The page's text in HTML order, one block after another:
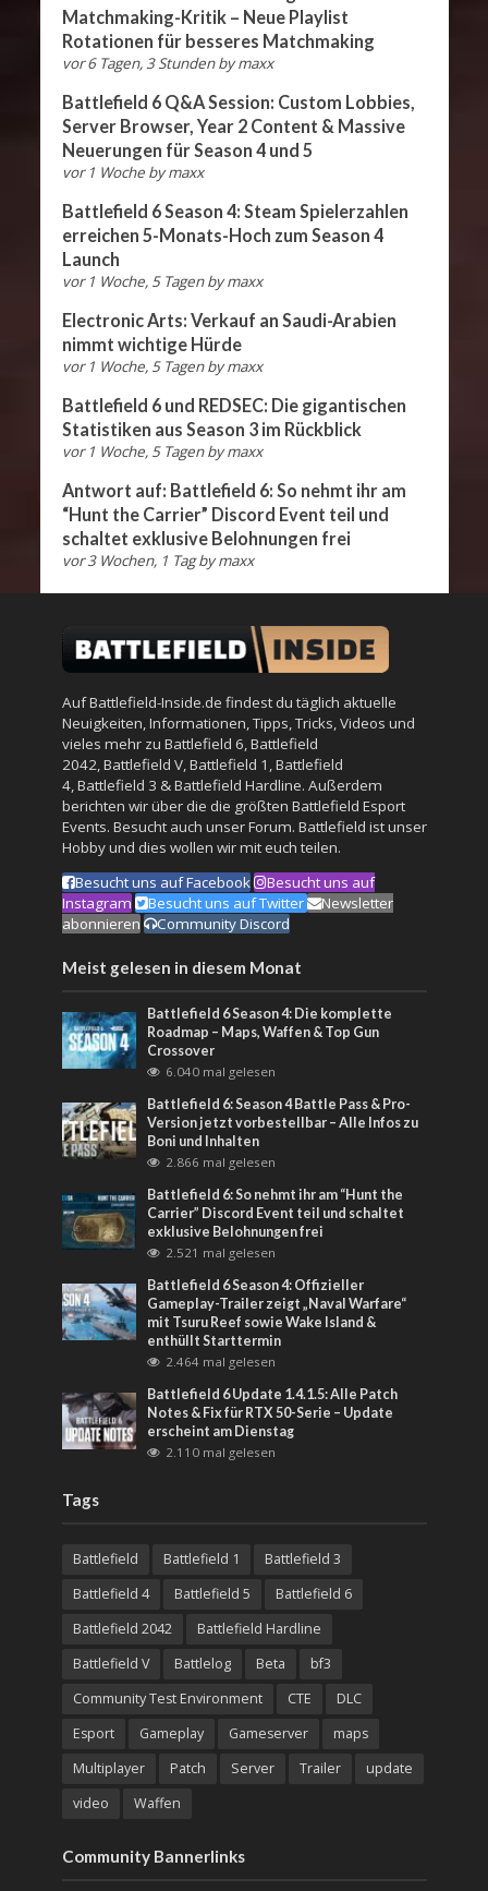
Matchmaking-Kritik – Neue Playlist
Rotationen für besseres Matchmaking
vor 6 Tagen, 3 Stunden bymaxx
Battlefield 6 Q&A Session: Custom Lobbies,
Server Browser, Year 2 Content & Massive
Neuerungen für Season 4 und 5
vor 1 Woche bymaxx
Battlefield 6 Season 4: Steam Spielerzahlen
erreichen 5-Monats-Hoch zum Season 4
Launch
vor 1 Woche, 5 Tagen bymaxx
Electronic Arts: Verkauf an Saudi-Arabien
nimmt wichtige Hürde
vor 1 Woche, 5 Tagen bymaxx
Battlefield 6 und REDSEC: Die gigantischen
Statistiken aus Season 3 im Rückblick
vor 1 Woche, 5 Tagen bymaxx
Antwort auf: Battlefield 6: So nehmt ihr am
“Hunt the Carrier” Discord Event teil und
schaltet exklusive Belohnungen frei
vor 3 Wochen, 1 Tag bymaxx
Auf Battlefield-Inside.de findest du täglich aktuelle
Neuigkeiten, Informationen, Tipps, Tricks, Videos und
vieles mehr zu Battlefield 6,Battlefield
2042,Battlefield V,Battlefield 1 ,Battlefield
4,Battlefield 3 &Battlefield Hardline. Außerdem
berichten wir über die die größten Battlefield Esport
Events. Besucht auch unserForum. Battlefield ist unser
Hobby und dies wollen wir mit euch teilen.
Besucht uns auf Facebook
Besucht uns auf
Instagram
Besucht uns auf Twitter
Newsletter
abonnieren
Community Discord
Meist gelesen in diesem Monat
Battlefield 6 Season 4: Die komplette
Roadmap – Maps, Waffen & Top Gun
Crossover
6.040 mal gelesen
Battlefield 6: Season 4 Battle Pass & Pro-
Version jetzt vorbestellbar – Alle Infos zu
Boni und Inhalten
2.866 mal gelesen
Battlefield 6: So nehmt ihr am “Hunt the
Carrier” Discord Event teil und schaltet
exklusive Belohnungen frei
2.521 mal gelesen
Battlefield 6 Season 4: Offizieller
Gameplay-Trailer zeigt „Naval Warfare“
mit Tsuru Reef sowie Wake Island &
enthüllt Starttermin
2.464 mal gelesen
Battlefield 6 Update 1.4.1.5: Alle Patch
Notes & Fix für RTX 50-Serie – Update
erscheint am Dienstag
2.110 mal gelesen
Tags
Battlefield Battlefield 1
Battlefield 3
Battlefield 4
Battlefield 5
Battlefield 6
Battlefield 2042
Battlefield Hardline
Battlefield V
Battlelog Beta
bf3
Community Test Environment
CTE
DLC
Esport
Gameplay Gameserver
maps
Multiplayer
Patch Server Trailer
update
video
Waffen
Community Bannerlinks